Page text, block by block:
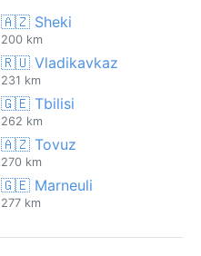
🇦🇿 Sheki
200 km
🇷🇺 Vladikavkaz
231 km
🇬🇪 Tbilisi
262 km
🇦🇿 Tovuz
270 km
🇬🇪 Marneuli
277 km